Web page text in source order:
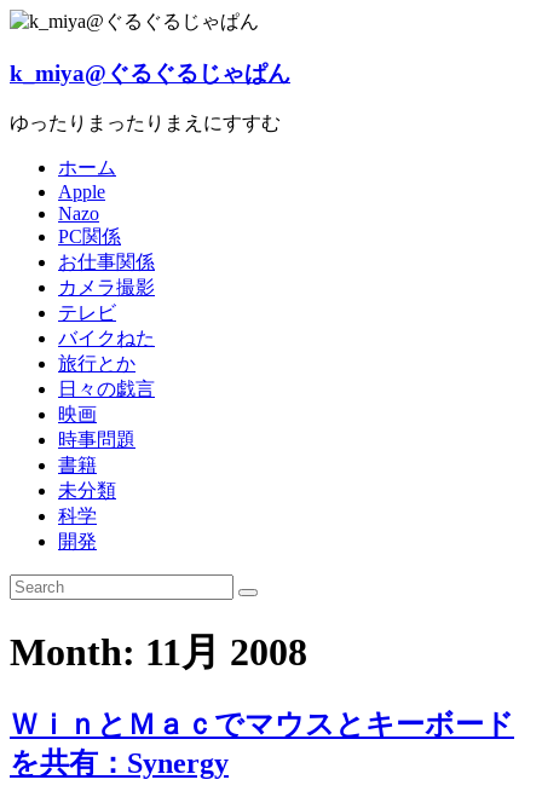
Skip
content
k_miya@ぐるぐるじゃぱん
ゆったりまったりまえにすすむ
ホーム
Apple
Nazo
PC関係
お仕事関係
カメラ撮影
テレビ
バイクねた
旅行とか
日々の戯言
映画
時事問題
書籍
未分類
科学
開発
Month: 11月 2008
ＷｉｎとＭａｃでマウスとキーボード
を共有：Synergy